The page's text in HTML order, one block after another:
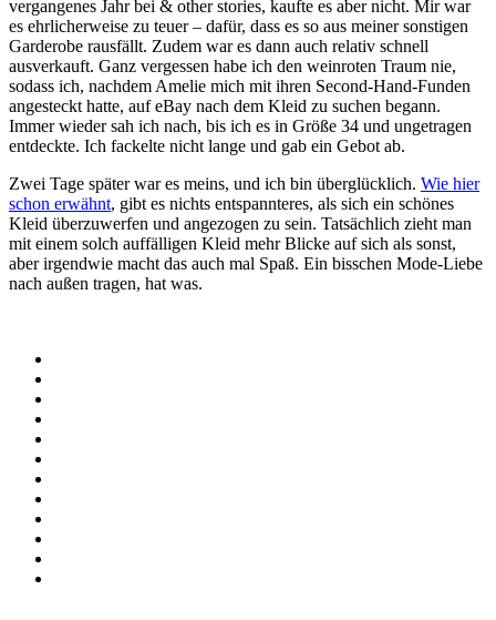
vergangenes Jahr bei & other stories, kaufte es aber nicht. Mir war
es ehrlicherweise zu teuer – dafür, dass es so aus meiner sonstigen
Garderobe rausfällt. Zudem war es dann auch relativ schnell
ausverkauft. Ganz vergessen habe ich den weinroten Traum nie,
sodass ich, nachdem Amelie mich mit ihren Second-Hand-Funden
angesteckt hatte, auf eBay nach dem Kleid zu suchen begann.
Immer wieder sah ich nach, bis ich es in Größe 34 und ungetragen
entdeckte. Ich fackelte nicht lange und gab ein Gebot ab.
Zwei Tage später war es meins, und ich bin überglücklich. Wie hier
schon erwähnt, gibt es nichts entspannteres, als sich ein schönes
Kleid überzuwerfen und angezogen zu sein. Tatsächlich zieht man
mit einem solch auffälligen Kleid mehr Blicke auf sich als sonst,
aber irgendwie macht das auch mal Spaß. Ein bisschen Mode-Liebe
nach außen tragen, hat was.